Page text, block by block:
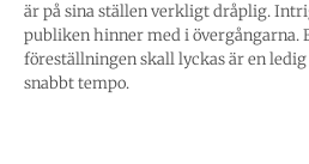
är på sina ställen verkligt dråplig.
publiken hinner med i övergångarna.
föreställningen skall lyckas är en
snabbt tempo.